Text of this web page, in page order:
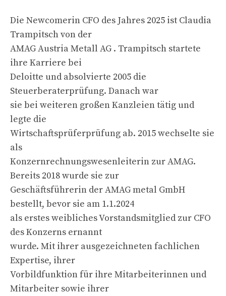
Die Newcomerin CFO des Jahres 2025 ist Claudia
Trampitsch von der
AMAG Austria Metall AG . Trampitsch startete
ihre Karriere bei
Deloitte und absolvierte 2005 die
Steuerberaterprüfung. Danach war
sie bei weiteren großen Kanzleien tätig und
legte die
Wirtschaftsprüferprüfung ab. 2015 wechselte sie
als
Konzernrechnungswesenleiterin zur AMAG.
Bereits 2018 wurde sie zur
Geschäftsführerin der AMAG metal GmbH
bestellt, bevor sie am 1.1.2024
als erstes weibliches Vorstandsmitglied zur CFO
des Konzerns ernannt
wurde. Mit ihrer ausgezeichneten fachlichen
Expertise, ihrer
Vorbildfunktion für ihre Mitarbeiterinnen und
Mitarbeiter sowie ihrer